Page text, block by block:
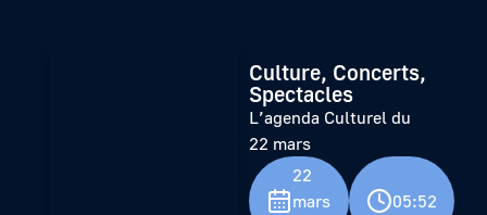
Culture, Concerts,
Spectacles
L’agenda Culturel du
22 mars
22
mars
05:52